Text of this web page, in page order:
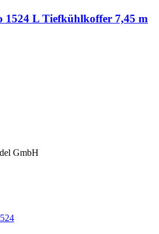
1524 L Tiefkühlkoffer 7,45 m
GmbH